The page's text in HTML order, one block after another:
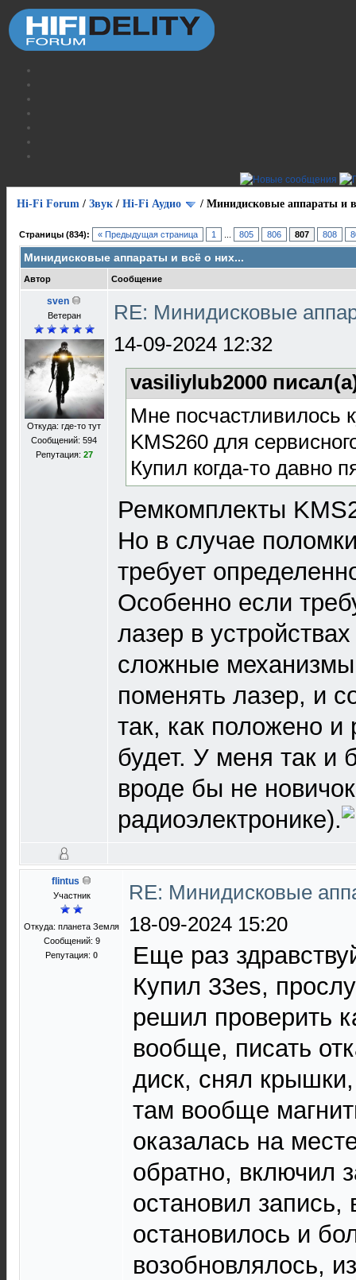
Hi-Fi Forum / Звук / Hi-Fi Аудио / Минидисковые аппараты и
Страницы (834): « Предыдущая страница 1 805 806 807 808
Минидисковые аппараты и всё о них...
Автор Сообщение
sven
Ветеран
Откуда: где-то тут
Сообщений: 594
Репутация: 27
RE: Минидисковые
14-09-2024 12:32
vasiliylub2000
Мне посчастливилось
KMS260 для
Купил когда-то давно
Ремкомплекты
Но в случае
требует
Особенно если
лазер в
сложные
поменять лазер, и
так, как положено и
будет. У меня так и
вроде бы не
радиоэлектронике).
flintus
Участник
Откуда: планета Земля
Сообщений: 9
Репутация: 0
RE: Минидисковые
18-09-2024 15:20
Еще раз
Купил 33es,
решил проверить
вообще, писать
диск, снял
там вообще
оказалась на
обратно, включил
остановил
остановилось и
возобновлялось,